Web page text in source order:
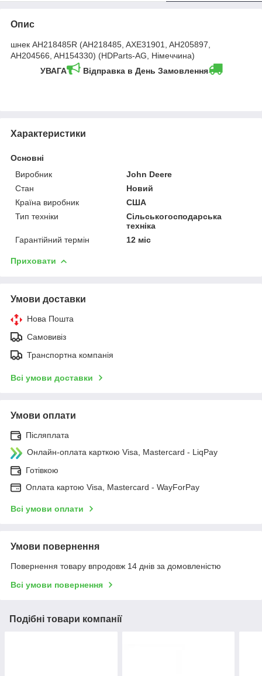
Опис
шнек AH218485R (AH218485, AXE31901, AH205897,
AH204566, AH154330) (HDParts-AG, Німеччина)
УВАГА
Відправка в День Замовлення
Характеристики
Основні
Виробник
John Deere
Стан
Новий
Країна виробник
США
Тип техніки
Сільськогосподарська
техніка
Гарантійний термін
12 міс
Приховати
Умови доставки
Нова Пошта
Самовивіз
Транспортна компанія
Всі умови доставки
Умови оплати
Післяплата
Онлайн-оплата карткою Visa, Mastercard - LiqPay
Готівкою
Оплата картою Visa, Mastercard - WayForPay
Всі умови оплати
Умови повернення
Повернення товару впродовж 14 днів за домовленістю
Всі умови повернення
Подібні товари компанії